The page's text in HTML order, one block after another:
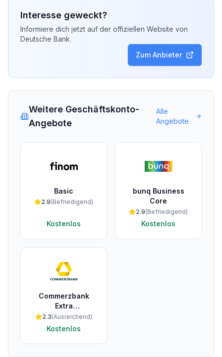
Interesse geweckt?
Informiere dich jetzt auf der offiziellen Website von
Deutsche Bank.
Zum Anbieter
Weitere Geschäftskonto-
Angebote
Alle
Angebote
Basic
2.9(Befriedigend)
Kostenlos
bunq Business
Core
2.9(Befriedigend)
Kostenlos
Commerzbank
Extra
Geschäftskonto
2.3(Ausreichend)
Kostenlos